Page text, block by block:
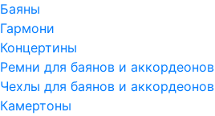
Баяны
Гармони
Концертины
Ремни для баянов и аккордеонов
Чехлы для баянов и аккордеонов
Камертоны